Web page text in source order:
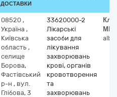
ДОСТАВКИ
08520 ,
Україна ,
Київська
область ,
селище
Борова,
Фастівський
р-н , вул.
Глібова, 3
33620000-2
Лікарські
засоби для
лікування
захворювань
крові, органів
кровотворення
та
захворювань
МНН